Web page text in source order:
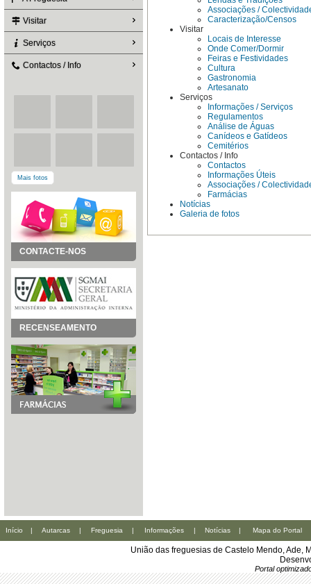
Visitar
Serviços
Contactos / Info
Mais fotos
CONTACTE-NOS
RECENSEAMENTO
Associações /
Caracterização/Censos
Visitar
Locais de Interesse
Onde Comer/Dormir
Feiras e Festividades
Cultura
Gastronomia
Artesanato
Serviços
Informações / Serviços
Regulamentos
Análise de Águas
Canídeos e Gatídeos
Cemitérios
Contactos / Info
Contactos
Informações Úteis
Associações /
Farmácias
Notícias
Galeria de fotos
Início | Autarcas | Freguesia | Informações | Notícias | Mapa do Portal
União das freguesias de Castelo Mendo, Ade,
Portal